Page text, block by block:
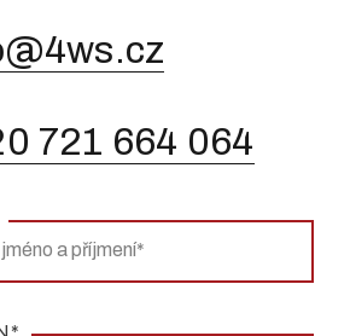
721 664 064
*